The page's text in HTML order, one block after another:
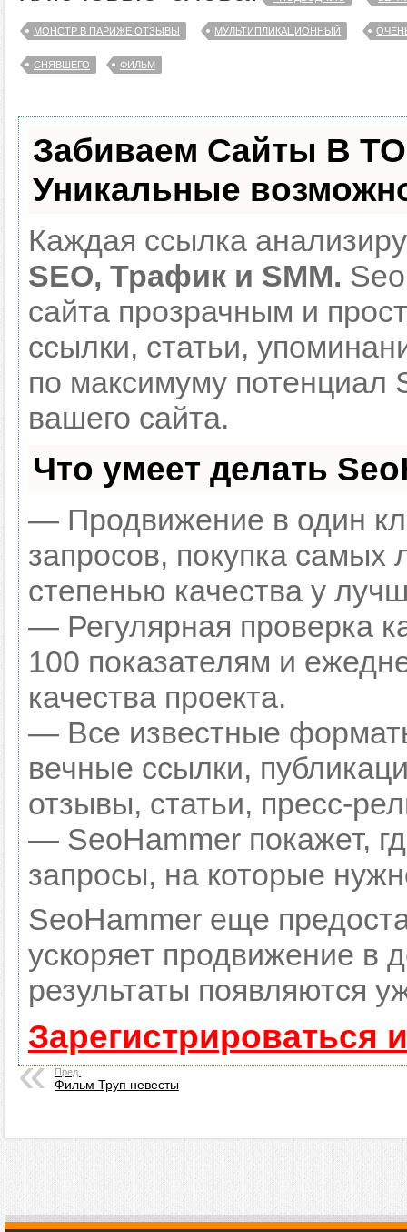
МОНСТР В ПАРИЖЕ ОТЗЫВЫ МУЛЬТИПЛИКАЦИОННЫЙ
СНЯВШЕГО ФИЛЬМ
Забиваем Сайты В
Уникальные
Каждая ссылка
SEO, Трафик и SMM.
сайта прозрачным и
ссылки, статьи,
по максимуму потенциал
вашего сайта.
Что умеет делать
— Продвижение в один
запросов, покупка самых
степенью качества у
— Регулярная проверка
100 показателям и
качества проекта.
— Все известные
вечные ссылки,
отзывы, статьи, пресс-
— SeoHammer покажет,
запросы, на которые
SeoHammer еще
ускоряет продвижение в
результаты появляются
Зарегистрироваться
Пред.
Фильм Труп невесты